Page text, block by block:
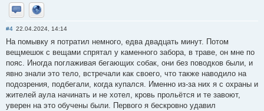
Отправить личное сообщение
Сайт
#4 22.04.2024, 14:14
На помывку я потратил немного, едва двадцать минут. Потом
вещмешок с вещами спрятал у каменного забора, в траве, он мне по
пояс. Иногда поглаживая бегающих собак, они без поводков были, и
явно знали это тело, встречали как своего, что также наводило на
подозрения, подбегали, когда купался. Именно из-за них я с охраны и
жителей аула начинать и не хотел, кровь прольётся и те завоют,
уверен на это обучены были. Первого я бескровно удавил